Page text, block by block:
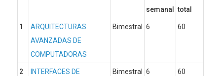
semanal
total
1
ARQUITECTURAS
AVANZADAS DE
COMPUTADORAS
Bimestral 6 60
2
INTERFACES DE
Bimestral 6 60